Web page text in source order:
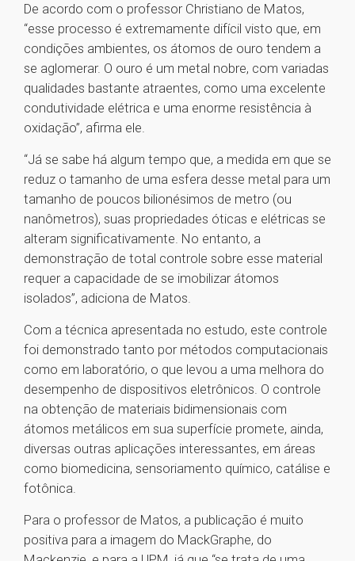
De acordo com o professor Christiano de Matos,
“esse processo é extremamente difícil visto que, em
condições ambientes, os átomos de ouro tendem a
se aglomerar. O ouro é um metal nobre, com variadas
qualidades bastante atraentes, como uma excelente
condutividade elétrica e uma enorme resistência à
oxidação”, afirma ele.
“Já se sabe há algum tempo que, a medida em que se
reduz o tamanho de uma esfera desse metal para um
tamanho de poucos bilionésimos de metro (ou
nanômetros), suas propriedades óticas e elétricas se
alteram significativamente. No entanto, a
demonstração de total controle sobre esse material
requer a capacidade de se imobilizar átomos
isolados”, adiciona de Matos.
Com a técnica apresentada no estudo, este controle
foi demonstrado tanto por métodos computacionais
como em laboratório, o que levou a uma melhora do
desempenho de dispositivos eletrônicos. O controle
na obtenção de materiais bidimensionais com
átomos metálicos em sua superfície promete, ainda,
diversas outras aplicações interessantes, em áreas
como biomedicina, sensoriamento químico, catálise e
fotônica.
Para o professor de Matos, a publicação é muito
positiva para a imagem do MackGraphe, do